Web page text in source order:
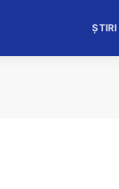
ȘTIRI